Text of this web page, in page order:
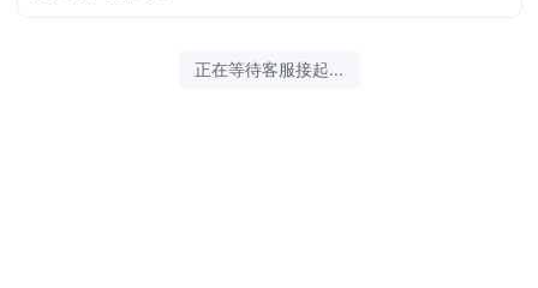
正在等待客服接起...